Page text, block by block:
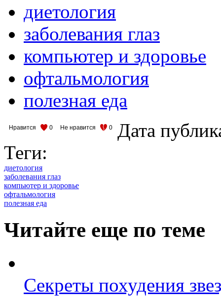
диетология
заболевания глаз
компьютер и здоровье
офтальмология
полезная еда
Нравится 0 Не нравится 0
Дата
Теги:
диетология
заболевания глаз
компьютер и здоровье
офтальмология
полезная еда
Читайте еще по теме
Секреты похудения